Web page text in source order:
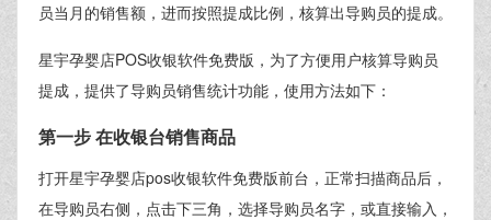
员当月的销售额，进而按照提成比例，核算出导购员的提成。
星宇孕婴店POS收银软件免费版，为了方便用户核算导购员
提成，提供了导购员销售统计功能，使用方法如下：
第一步 在收银台销售商品
打开星宇孕婴店pos收银软件免费版前台，正常扫描商品后，
在导购员右侧，点击下三角，选择导购员名字，或直接输入，